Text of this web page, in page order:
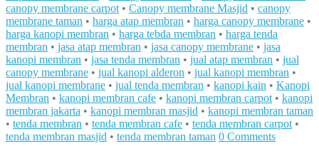
canopy membrane carpot • Canopy membrane Masjid • canopy
membrane taman • harga atap membran • harga canopy membrane •
harga kanopi membran • harga tebda membran • harga tenda
membran • jasa atap membran • jasa canopy membrane • jasa
kanopi membran • jasa tenda membran • jual atap membran • jual
canopy membrane • jual kanopi alderon • jual kanopi membran •
jual kanopi membrane • jual tenda membran • kanopi kain • Kanopi
Membran • kanopi membran cafe • kanopi membran carpot • kanopi
membran jakarta • kanopi membran masjid • kanopi membran taman
• tenda membran • tenda membran cafe • tenda membran carpot •
tenda membran masjid • tenda membran taman 0 Comments